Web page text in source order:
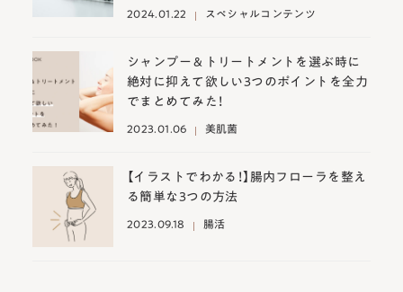
2024.01.22 スペシャルコンテンツ
シャンプー＆トリートメントを選ぶ時に
絶対に抑えて欲しい3つのポイントを全力
でまとめてみた！
2023.01.06 美肌菌
【イラストでわかる！】腸内フローラを整え
る簡単な3つの方法
2023.09.18 腸活